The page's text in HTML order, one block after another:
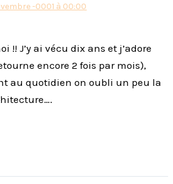
-0001 à 00:00
!! J’y ai vécu dix ans et j’adore
encore 2 fois par mois),
au quotidien on oubli un peu la